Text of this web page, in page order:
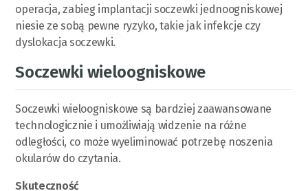
operacja, zabieg implantacji soczewki jednoogniskowej
niesie ze sobą pewne ryzyko, takie jak infekcje czy
dyslokacja soczewki.
Soczewki wieloogniskowe
Soczewki wieloogniskowe są bardziej zaawansowane
technologicznie i umożliwiają widzenie na różne
odległości, co może wyeliminować potrzebę noszenia
okularów do czytania.
Skuteczność